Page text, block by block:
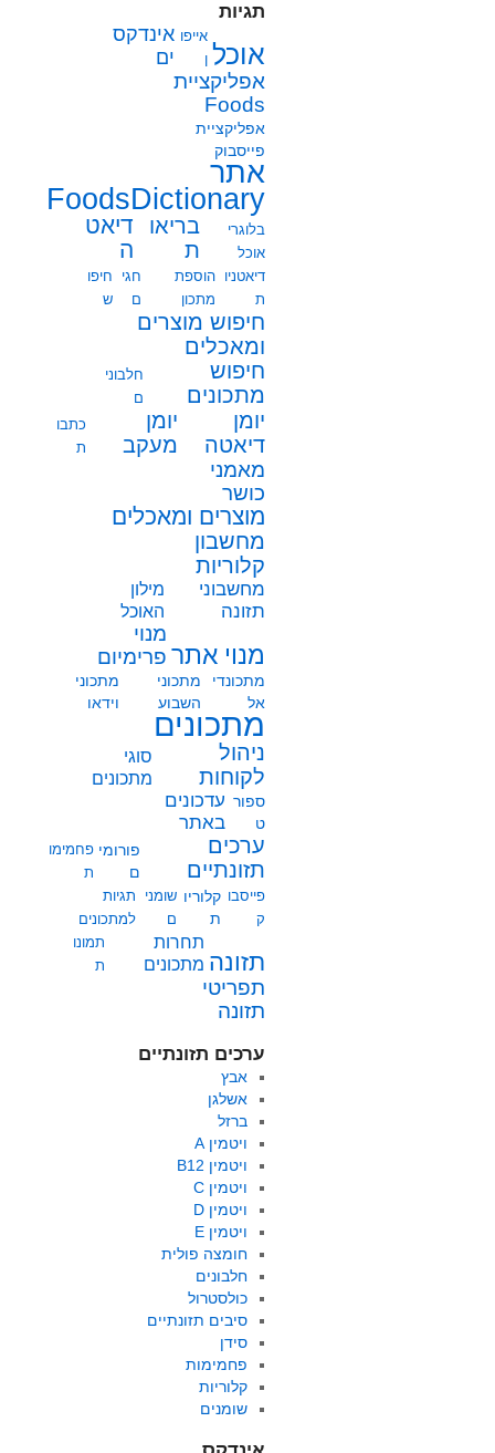
תגיות
אוכל
אייפו
ן
אינדקס
ים
אפליקציית
Foods
אפליקציית
פייסבוק
אתר
FoodsDictionary
בלוגרי
אוכל
בריאו
ת
דיאט
ה
דיאטניו
ת
הוספת
מתכון
חגי
ם
חיפו
ש
חיפוש מוצרים
ומאכלים
חיפוש
מתכונים
חלבוני
ם
יומן
דיאטה
יומן
מעקב
כתבו
ת
מאמני
כושר
מוצרים ומאכלים
מחשבון
קלוריות
מחשבוני
תזונה
מילון
האוכל
מנוי אתר
מנוי
פרימיום
מתכונדי
אל
מתכוני
השבוע
מתכוני
וידאו
מתכונים
ניהול
לקוחות
סוגי
מתכונים
ספור
ט
עדכונים
באתר
ערכים
תזונתיים
פורומי
ם
פחמימו
ת
פייסבו
ק
קלוריו
ת
שומני
ם
תגיות
למתכונים
תזונה
תחרות
מתכונים
תמונו
ת
תפריטי
תזונה
ערכים תזונתיים
אבץ
אשלגן
ברזל
ויטמין A
ויטמין B12
ויטמין C
ויטמין D
ויטמין E
חומצה פולית
חלבונים
כולסטרול
סיבים תזונתיים
סידן
פחמימות
קלוריות
שומנים